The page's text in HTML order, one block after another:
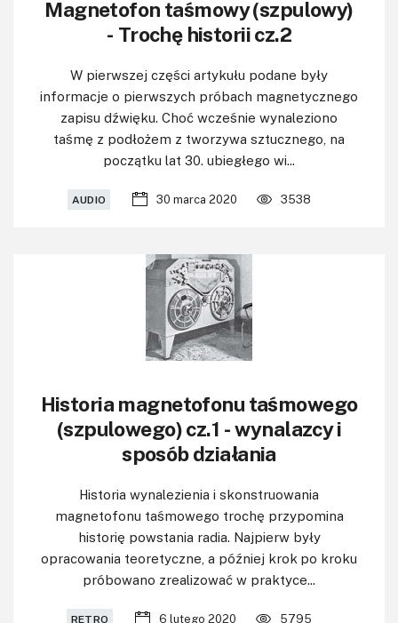
Magnetofon taśmowy (szpulowy)
- Trochę historii cz.2
W pierwszej części artykułu podane były
informacje o pierwszych próbach magnetycznego
zapisu dźwięku. Choć wcześnie wynaleziono
taśmę z podłożem z tworzywa sztucznego, na
początku lat 30. ubiegłego wi...
AUDIO 30 marca 2020 3538
Historia magnetofonu taśmowego
(szpulowego) cz.1 - wynalazcy i
sposób działania
Historia wynalezienia i skonstruowania
magnetofonu taśmowego trochę przypomina
historię powstania radia. Najpierw były
opracowania teoretyczne, a później krok po kroku
próbowano zrealizować w praktyce...
RETRO 6 lutego 2020 5795